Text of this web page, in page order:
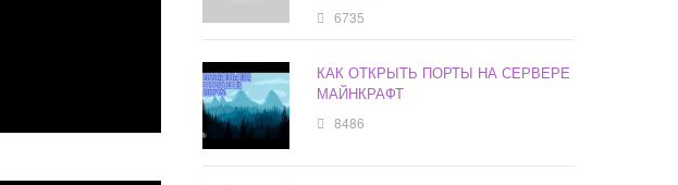
6735
КАК ОТКРЫТЬ ПОРТЫ НА СЕРВЕРЕ
МАЙНКРАФТ
8486